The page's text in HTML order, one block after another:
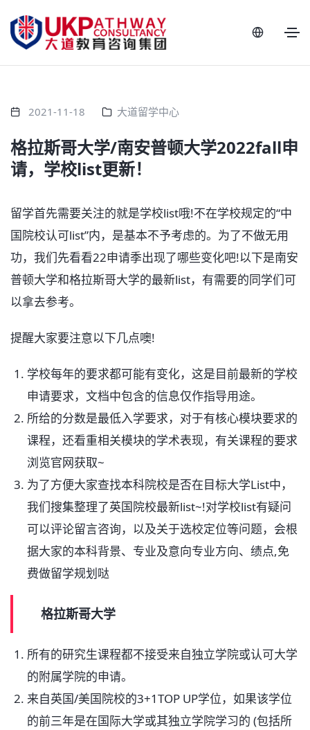
2021-11-18 大道留学中心
格拉斯哥大学/南安普顿大学2022fall申
请，学校list更新！
留学首先需要关注的就是学校list哦!不在学校规定的“中
国院校认可list”内，是基本不予考虑的。为了不做无用
功，我们先看看22申请季出现了哪些变化吧!以下是南安
普顿大学和格拉斯哥大学的最新list，有需要的同学们可
以拿去参考。
提醒大家要注意以下几点噢!
学校每年的要求都可能有变化，这是目前最新的学校
申请要求，文档中包含的信息仅作指导用途。
所给的分数是最低入学要求，对于有核心模块要求的
课程，还看重相关模块的学术表现，有关课程的要求
浏览官网获取~
为了方便大家查找本科院校是否在目标大学List中，
我们搜集整理了英国院校最新list~!对学校list有疑问
可以评论留言咨询，以及关于选校定位等问题，会根
据大家的本科背景、专业及意向专业方向、绩点,免
费做留学规划哒
格拉斯哥大学
所有的研究生课程都不接受来自独立学院或认可大学
的附属学院的申请。
来自英国/美国院校的3+1TOP UP学位，如果该学位
的前三年是在国际大学或其独立学院学习的 (包括所